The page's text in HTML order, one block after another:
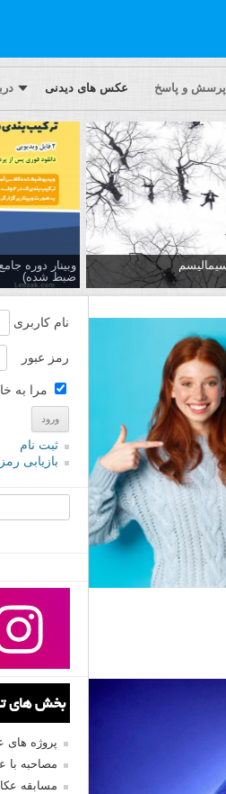
پرسش و پاسخ عکس های دیدنی
وبینار دوره
ضبط شده)
نام کاربری
رمز عبور
مرا به
ثبت نام
بازیابی
بخش های
پروژه های
مصاحبه با
مسابقه